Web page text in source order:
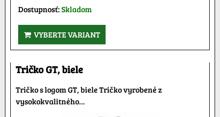
Dostupnosť:Skladom
VYBERTE VARIANT
Tričko GT, biele
Tričko s logom GT, biele Tričko vyrobené z
vysokokvalitného...